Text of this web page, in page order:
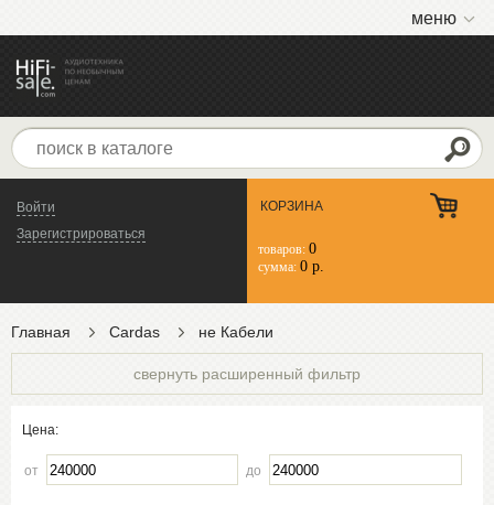
меню
Войти
Зарегистрироваться
КОРЗИНА
товаров: 0
сумма: 0 р.
Главная Cardas не Кабели
свернуть расширенный фильтр
Цена:
от до